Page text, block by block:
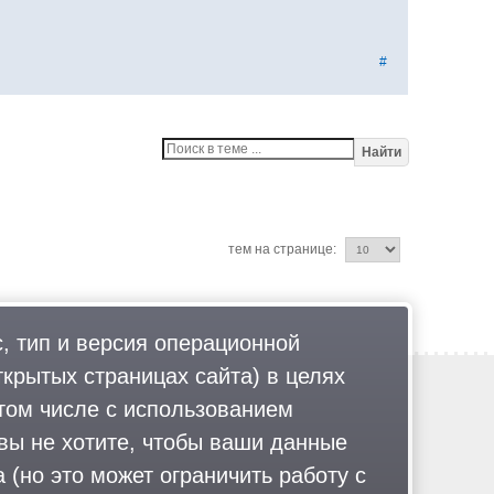
#
Найти
тем на странице:
Обратная связь
Политика обработки персональных данных
Соглашение об использовании
тип и версия операционной
страницах сайта) в целях
числе с использованием
не хотите, чтобы ваши данные
это может ограничить работу с